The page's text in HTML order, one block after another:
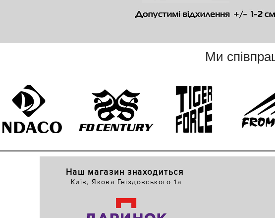
Ми
Наш магазин знаходиться
Київ, Якова Гніздовського 1а